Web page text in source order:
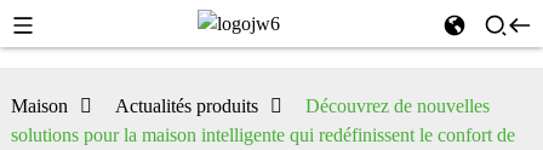
Maison Actualités produits
Découvrez de nouvelles
solutions pour la maison intelligente qui redéfinissent le confort de